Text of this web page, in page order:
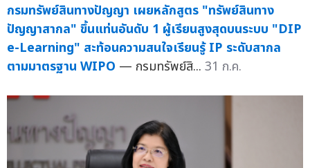
กรมทรัพย์สินทางปัญญา เผยหลักสูตร "ทรัพย์สินทาง
ปัญญาสากล" ขึ้นแท่นอันดับ 1 ผู้เรียนสูงสุดบนระบบ "DIP
e-Learning" สะท้อนความสนใจเรียนรู้ IP ระดับสากล
ตามมาตรฐาน WIPO — กรมทรัพย์สิ... 31 ก.ค.